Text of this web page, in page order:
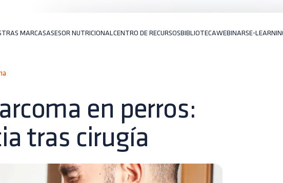
MARCASASESOR NUTRICIONAL CENTRO DE RECURSOSBIBLIOTECAWEBINARSE-
en perros:
tras cirugía